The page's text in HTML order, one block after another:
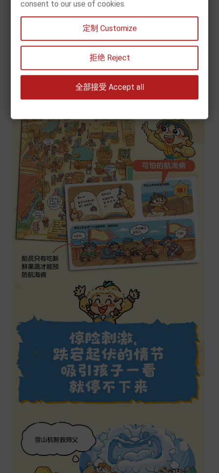
consent to our use of cookies.
定制 Customize
拒绝 Reject
全部接受 Accept all